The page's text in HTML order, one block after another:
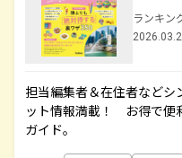
ランキン
担当編集者＆在住者など
ット情報満載！ お得で便
ガイド。